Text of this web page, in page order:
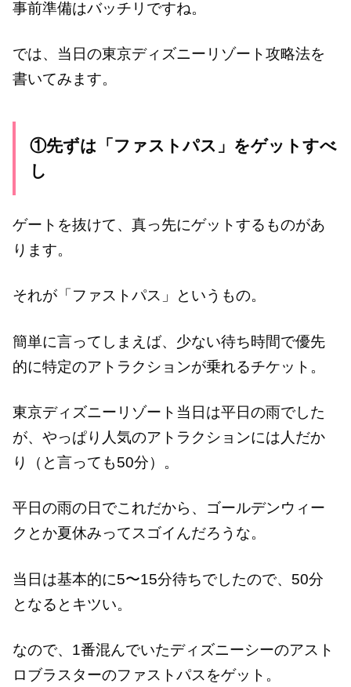
事前準備はバッチリですね。
では、当日の東京ディズニーリゾート攻略法を
書いてみます。
①先ずは「ファストパス」をゲットすべ
し
ゲートを抜けて、真っ先にゲットするものがあ
ります。
それが「ファストパス」というもの。
簡単に言ってしまえば、少ない待ち時間で優先
的に特定のアトラクションが乗れるチケット。
東京ディズニーリゾート当日は平日の雨でした
が、やっぱり人気のアトラクションには人だか
り（と言っても50分）。
平日の雨の日でこれだから、ゴールデンウィー
クとか夏休みってスゴイんだろうな。
当日は基本的に5〜15分待ちでしたので、50分
となるとキツい。
なので、1番混んでいたディズニーシーのアスト
ロブラスターのファストパスをゲット。